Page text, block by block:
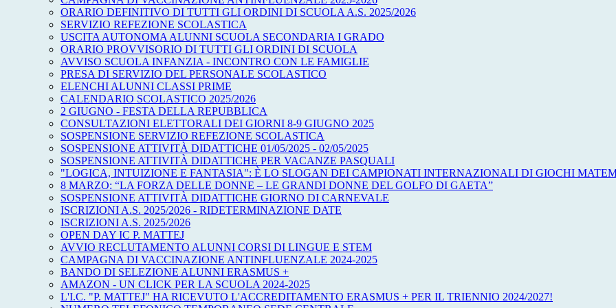
ORARIO DEFINITIVO DI TUTTI GLI ORDINI DI SCUOLA A.S. 2025/2026
SERVIZIO REFEZIONE SCOLASTICA
USCITA AUTONOMA ALUNNI SCUOLA SECONDARIA I GRADO
ORARIO PROVVISORIO DI TUTTI GLI ORDINI DI SCUOLA
AVVISO SCUOLA INFANZIA - INCONTRO CON LE FAMIGLIE
PRESA DI SERVIZIO DEL PERSONALE SCOLASTICO
ELENCHI ALUNNI CLASSI PRIME
CALENDARIO SCOLASTICO 2025/2026
2 GIUGNO - FESTA DELLA REPUBBLICA
CONSULTAZIONI ELETTORALI DEI GIORNI 8-9 GIUGNO 2025
SOSPENSIONE SERVIZIO REFEZIONE SCOLASTICA
SOSPENSIONE ATTIVITÀ DIDATTICHE 01/05/2025 - 02/05/2025
SOSPENSIONE ATTIVITÀ DIDATTICHE PER VACANZE PASQUALI
"LOGICA, INTUIZIONE E FANTASIA": È LO SLOGAN DEI CAMPIONATI INTERNAZIONALI DI GIOCHI
8 MARZO: “LA FORZA DELLE DONNE – LE GRANDI DONNE DEL GOLFO DI GAETA”
SOSPENSIONE ATTIVITÀ DIDATTICHE GIORNO DI CARNEVALE
ISCRIZIONI A.S. 2025/2026 - RIDETERMINAZIONE DATE
ISCRIZIONI A.S. 2025/2026
OPEN DAY IC P. MATTEJ
AVVIO RECLUTAMENTO ALUNNI CORSI DI LINGUE E STEM
CAMPAGNA DI VACCINAZIONE ANTINFLUENZALE 2024-2025
BANDO DI SELEZIONE ALUNNI ERASMUS +
AMAZON - UN CLICK PER LA SCUOLA 2024-2025
L'I.C. "P. MATTEJ" HA RICEVUTO L'ACCREDITAMENTO ERASMUS + PER IL TRIENNIO 2024/2027!